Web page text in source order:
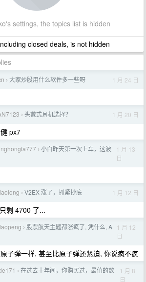
settings, the topics list is hidden
closed deals, is not hidden
› 大家炒股用什么软件多一些呀 1 月 24 日
› 头戴式耳机选择？ 1 月 20 日
px7
› 小白昨天第一次上车，这波
1 月 13
日
› V2EX 涨了，抓紧抄底 1 月 12 日
剩 4700 了...
› 股票航天主题都涨疯了, 凭什么, A
1 月 12
日
子弹一样, 甚至比原子弹还紧迫, 你说疯不疯
› 在过去十年间，你购买过，最值的数
1 月 8
日